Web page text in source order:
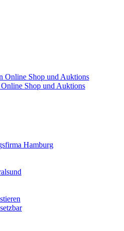
Shop und Auktions
Hamburg